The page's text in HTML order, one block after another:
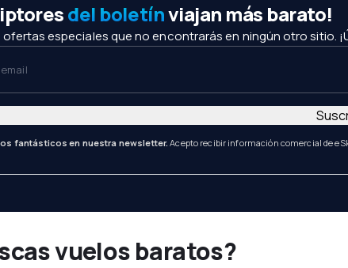
del boletínviajan más barato!
ofertas especiales que no encontrarás en ningún otro sitio.
fantásticos en nuestra newsletter. Acepto recibir información comercial de
vuelos baratos?